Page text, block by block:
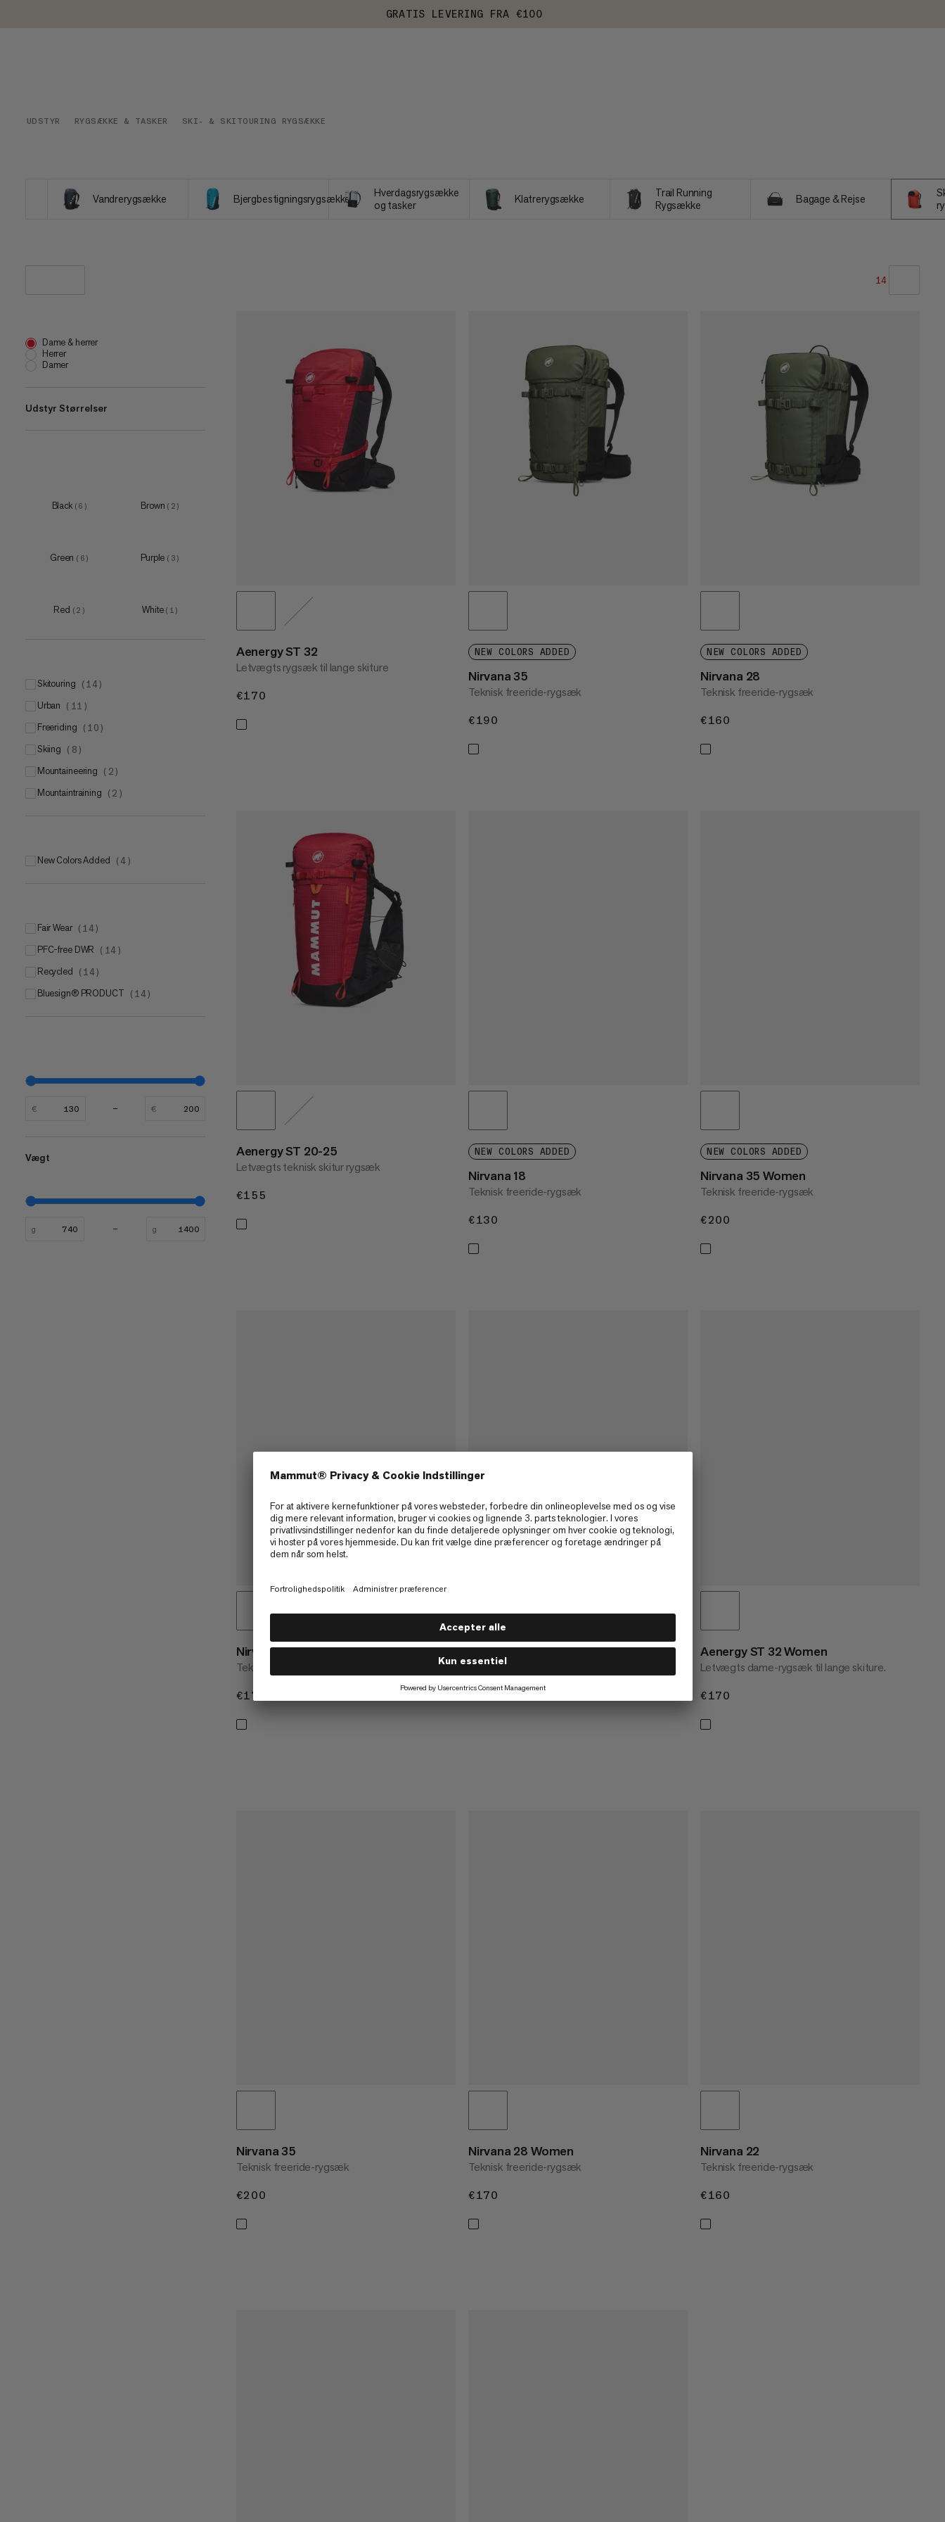
GRATIS LEVERING FRA €100
UDSTYR RYGSÆKKE & TASKER SKI- & SKITOURING RYGSÆKKE
Vandrerygsække Bjergbestigningsrygsække
Hverdagsrygsække
og tasker
Klatrerygsække
Trail Running
Rygsække
Bagage & Rejse
14
PRIS HØJ TIL LAV
HVAD ER NYT
VURDERING
Dame & herrer
Herrer
Damer
Udstyr Størrelser
35 L (3)
Black ( 6 ) Brown ( 2 )
Green ( 6 ) Purple ( 3 )
Red ( 2 ) White ( 1 )
skitouring ( 14 )
urban ( 11 )
freeriding ( 10 )
skiing ( 8 )
mountaineering ( 2 )
mountaintraining ( 2 )
New Colors Added ( 4 )
Fair Wear ( 14 )
PFC-free DWR ( 14 )
Recycled ( 14 )
bluesign® PRODUCT ( 14 )
€ €
Vægt
g g
Aenergy ST 32
Letvægts rygsæk til lange skiture
€170
NEW COLORS ADDED
Nirvana 35
Teknisk freeride-rygsæk
€190
NEW COLORS ADDED
Nirvana 28
Teknisk freeride-rygsæk
€160
Aenergy ST 20-25
Letvægts teknisk skitur rygsæk
€155
NEW COLORS ADDED
Nirvana 18
Teknisk freeride-rygsæk
€130
NEW COLORS ADDED
Nirvana 35 Women
Teknisk freeride-rygsæk
€200
Nirvana 28
Teknisk freeride-rygsæk
€170
Teknisk freeride-rygsæk
€135€135
Aenergy ST 32 Women
Letvægts dame-rygsæk til lange skiture.
€170
Nirvana 35
Teknisk freeride-rygsæk
€200
Nirvana 28 Women
Teknisk freeride-rygsæk
€170
Nirvana 22
Teknisk freeride-rygsæk
€160